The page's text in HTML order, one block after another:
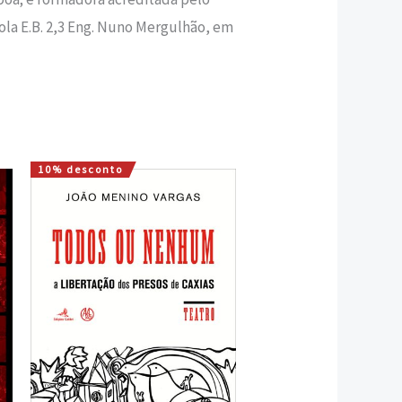
E.B. 2,3 Eng. Nuno Mergulhão, em
10% desconto
O
preço
era:
7,00 €.
O
preço
é:
6,30 €.